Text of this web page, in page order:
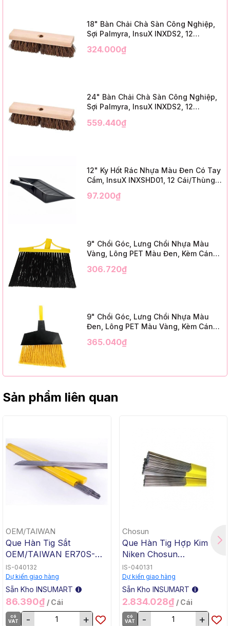
18" Bàn Chải Chà Sàn Công Nghiệp,
Sợi Palmyra, InsuX INXDS2, 12
Trim)
324.000₫
24" Bàn Chải Chà Sàn Công Nghiệp,
Sợi Palmyra, InsuX INXDS2, 12
3" Trim)
559.440₫
12" Ky Hốt Rác Nhựa Màu Đen Có Tay
Cầm, InsuX INXSHD01, 12 Cái/Thùng,
Black Plastic)
97.200₫
9" Chổi Góc, Lưng Chổi Nhựa Màu
Vàng, Lông PET Màu Đen, Kèm Cán
12 Bộ/Thùng (9" Angle Broom, Yellow
306.720₫
9" Chổi Góc, Lưng Chổi Nhựa Màu
Đen, Lông PET Màu Vàng, Kèm Cán
12 Bộ/Thùng (9" Angle Broom, Black
365.040₫
Sản phẩm liên quan
OEM/TAIWAN
Que Hàn Tig Sắt
OEM/TAIWAN ER70S-G
TG-50, 1.6x1000mm, 5 Kg
/ Hộp, 20 Kg / Thùng
IS-040132
Dự kiến giao hàng
Sẵn Kho INSUMART
86.390₫ / Cái
có
VAT
- +
Chosun
Que Hàn Tig Hợp Kim
Niken Chosun
ERNiCrMo-3 TGC-625,
2.4x1000mm, 5 Kg / Hộp,
20 Kg / Thùng
IS-040131
Dự kiến giao hàng
Sẵn Kho INSUMART
2.834.028₫ / Cái
có
VAT
- +